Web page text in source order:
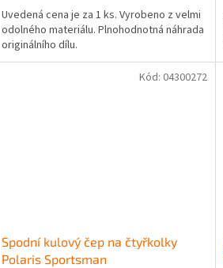
Uvedená cena je za 1 ks. Vyrobeno z velmi
odolného materiálu. Plnohodnotná náhrada
originálního dílu.
Spodní kulový čep na čtyřkolky
Polaris Sportsman
Kód: 04300272